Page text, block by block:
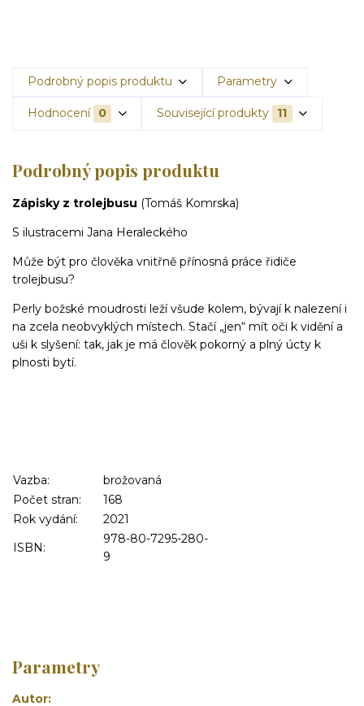
Podrobný popis produktu Parametry
Hodnocení 0 Související produkty 11
Podrobný popis produktu
Zápisky z trolejbusu (Tomáš Komrska)
S ilustracemi Jana Heraleckého
Může být pro člověka vnitřně přínosná práce řidiče
trolejbusu?
Perly božské moudrosti leží všude kolem, bývají k nalezení i
na zcela neobvyklých místech. Stačí „jen“ mít oči k vidění a
uši k slyšení: tak, jak je má člověk pokorný a plný úcty k
plnosti bytí.
Vazba:
brožovaná
Počet stran:
168
Rok vydání:
2021
ISBN:
978-80-7295-280-
9
Parametry
Autor